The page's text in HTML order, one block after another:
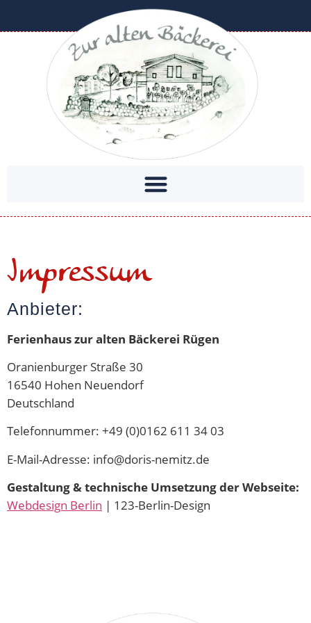
Impressum
Anbieter:
Ferienhaus zur alten Bäckerei Rügen
Oranienburger Straße 30
16540 Hohen Neuendorf
Deutschland
Telefonnummer: +49 (0)0162 611 34 03
E-Mail-Adresse: info@doris-nemitz.de
Gestaltung & technische Umsetzung der Webseite:
Webdesign Berlin | 123-Berlin-Design